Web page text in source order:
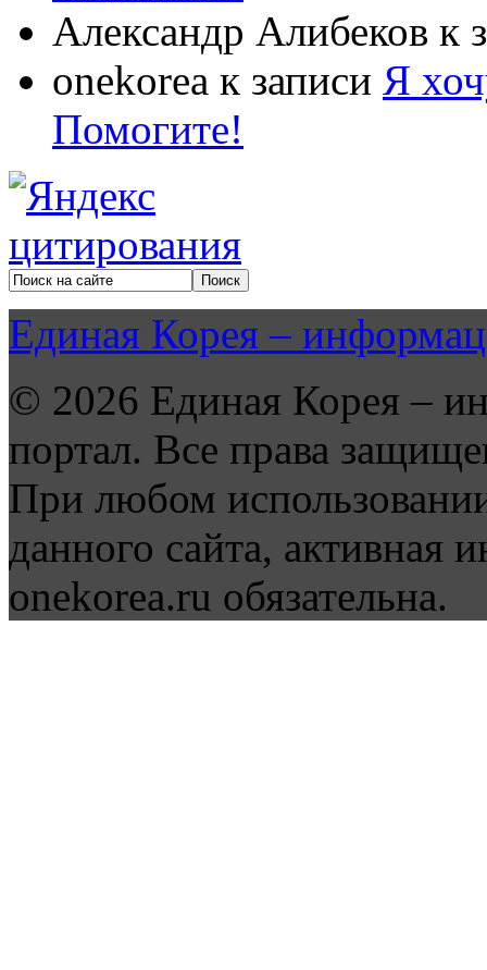
Александр Алибеков к
onekorea к записи Я
Помогите!
Единая Корея –
© 2026 Единая Корея –
портал. Все права
При любом
данного сайта, активная
onekorea.ru обязательна.